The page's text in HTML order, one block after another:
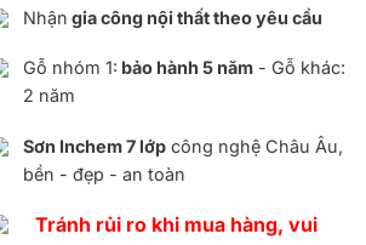
Nhận gia công nội thất theo yêu cầu
Gỗ nhóm 1: bảo hành 5 năm- Gỗ khác:
2 năm
Sơn Inchem 7 lớpcông nghệ Châu Âu,
bền - đẹp - an toàn
Tránh rủi ro khi mua hàng, vui